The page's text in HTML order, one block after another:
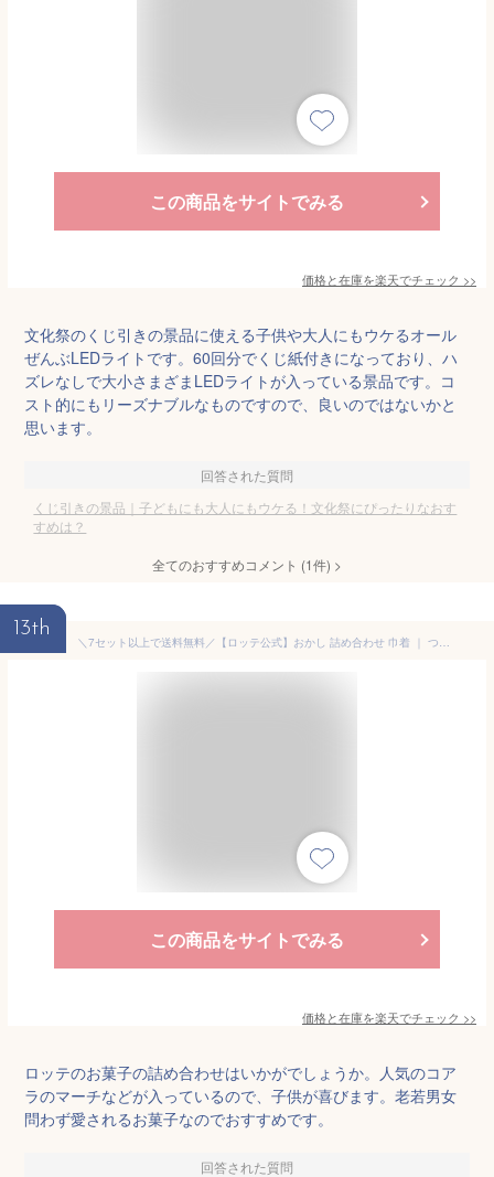
この商品をサイトでみる
価格と在庫を楽天でチェック >>
文化祭のくじ引きの景品に使える子供や大人にもウケるオール
ぜんぶLEDライトです。60回分でくじ紙付きになっており、ハ
ズレなしで大小さまざまLEDライトが入っている景品です。コ
スト的にもリーズナブルなものですので、良いのではないかと
思います。
回答された質問
くじ引きの景品｜子どもにも大人にもウケる！文化祭にぴったりなおす
すめは？
全てのおすすめコメント (1件) >
13th
＼7セット以上で送料無料／【ロッテ公式】おかし 詰め合わせ 巾着 ｜ つめあわせ チョコ チョコレート ギフト プチギフト プレゼント お菓子 おやつ 人気 福袋 2025
この商品をサイトでみる
価格と在庫を楽天でチェック >>
ロッテのお菓子の詰め合わせはいかがでしょうか。人気のコア
ラのマーチなどが入っているので、子供が喜びます。老若男女
問わず愛されるお菓子なのでおすすめです。
回答された質問